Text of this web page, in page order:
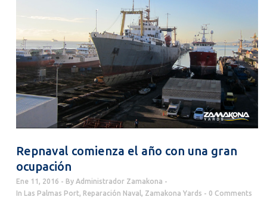
Repnaval comienza el año con una gran
ocupación
Ene 11, 2016 By Administrador Zamakona
In Las Palmas Port, Reparación Naval, Zamakona Yards 0 Comments